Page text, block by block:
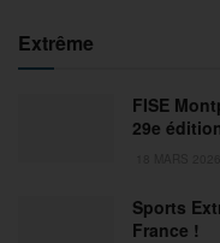
Extrême
FISE
29e
Sports
France !